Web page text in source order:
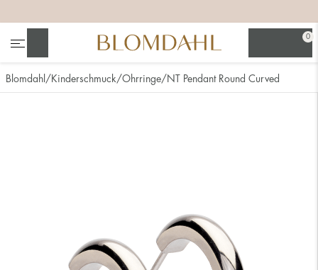
0
Blomdahl Kinderschmuck Ohrringe NT Pendant Round Curved